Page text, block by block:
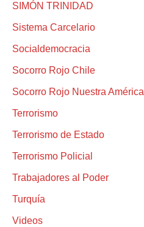
SIMÓN TRINIDAD
Sistema Carcelario
Socialdemocracia
Socorro Rojo Chile
Socorro Rojo Nuestra América
Terrorismo
Terrorismo de Estado
Terrorismo Policial
Trabajadores al Poder
Turquía
Videos